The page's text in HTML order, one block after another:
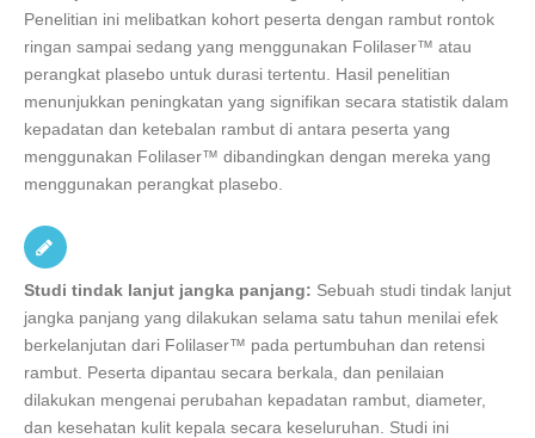
Penelitian ini melibatkan kohort peserta dengan rambut rontok
ringan sampai sedang yang menggunakan Folilaser™ atau
perangkat plasebo untuk durasi tertentu. Hasil penelitian
menunjukkan peningkatan yang signifikan secara statistik dalam
kepadatan dan ketebalan rambut di antara peserta yang
menggunakan Folilaser™ dibandingkan dengan mereka yang
menggunakan perangkat plasebo.
Studi tindak lanjut jangka panjang: Sebuah studi tindak lanjut
jangka panjang yang dilakukan selama satu tahun menilai efek
berkelanjutan dari Folilaser™ pada pertumbuhan dan retensi
rambut. Peserta dipantau secara berkala, dan penilaian
dilakukan mengenai perubahan kepadatan rambut, diameter,
dan kesehatan kulit kepala secara keseluruhan. Studi ini